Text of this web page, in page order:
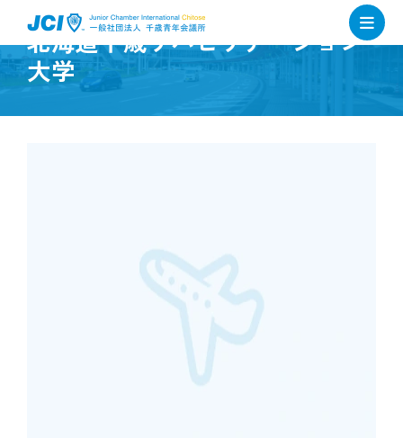
北海道千歳リハビリテーション
大学